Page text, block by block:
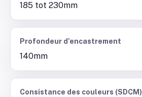
185 tot 230mm
Profondeur d'encastrement
140mm
Consistance des couleurs (SDCM)